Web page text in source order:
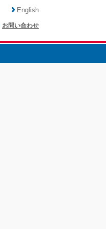
お問い合わせ
English